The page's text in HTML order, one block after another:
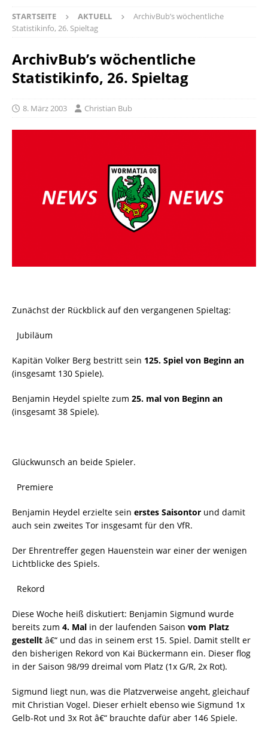
STARTSEITE AKTUELL
ArchivBub’s wöchentliche
Statistikinfo, 26. Spieltag
ArchivBub’s wöchentliche
Statistikinfo, 26. Spieltag
8. März 2003 Christian Bub
Zunächst der Rückblick auf den vergangenen Spieltag:
Jubiläum
Kapitän Volker Berg bestritt sein 125. Spiel von Beginn an
(insgesamt 130 Spiele).
Benjamin Heydel spielte zum 25. mal von Beginn an
(insgesamt 38 Spiele).
Glückwunsch an beide Spieler.
Premiere
Benjamin Heydel erzielte sein erstes Saisontor und damit
auch sein zweites Tor insgesamt für den VfR.
Der Ehrentreffer gegen Hauenstein war einer der wenigen
Lichtblicke des Spiels.
Rekord
Diese Woche heiß diskutiert: Benjamin Sigmund wurde
bereits zum 4. Mal in der laufenden Saison vom Platz
gestellt â€“ und das in seinem erst 15. Spiel. Damit stellt er
den bisherigen Rekord von Kai Bückermann ein. Dieser flog
in der Saison 98/99 dreimal vom Platz (1x G/R, 2x Rot).
Sigmund liegt nun, was die Platzverweise angeht, gleichauf
mit Christian Vogel. Dieser erhielt ebenso wie Sigmund 1x
Gelb-Rot und 3x Rot â€“ brauchte dafür aber 146 Spiele.